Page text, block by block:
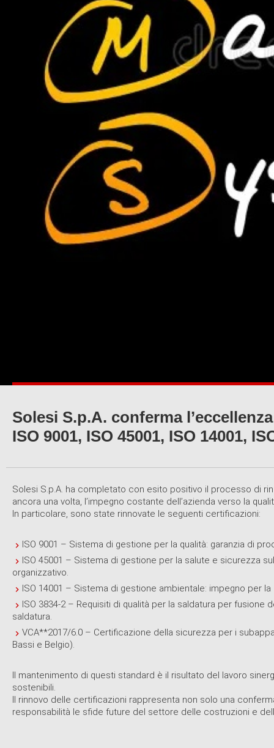
Solesi S.p.A. conferma
ISO 9001, ISO 45001, ISO 14001,
Solesi S.p.A. ha completato con esito positivo il processo di
ancora una volta, l’impegno costante dell’azienda verso la
In particolare, sono state rinnovate le seguenti certificazioni:
ISO 9001 – Sistema di gestione per la qualità: garanzia di
ISO 45001 – Sistema di gestione per la salute e sicurezza
organizzativo.
ISO 14001 – Sistema di gestione ambientale: impegno per
ISO 3834-2 – Requisiti di qualità per la saldatura per
saldatura.
VCA**2017/6.0 – Certificazione della sicurezza per i
Bassi e Belgio).
Il mantenimento di questi standard è il risultato del lavoro
sostenibili.
Il rinnovo delle certificazioni rappresenta non solo una
responsabilità le sfide future del settore delle costruzioni e